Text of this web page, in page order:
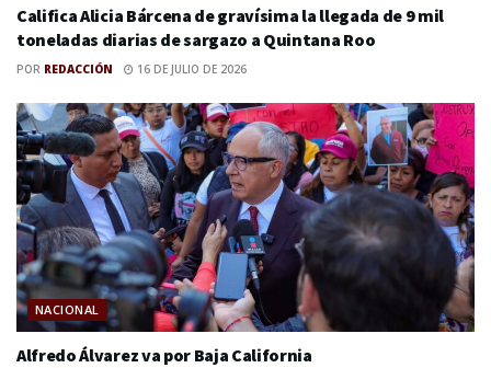
Califica Alicia Bárcena de gravísima la llegada de 9 mil
toneladas diarias de sargazo a Quintana Roo
POR REDACCIÓN 16 DE JULIO DE 2026
NACIONAL
Alfredo Álvarez va por Baja California